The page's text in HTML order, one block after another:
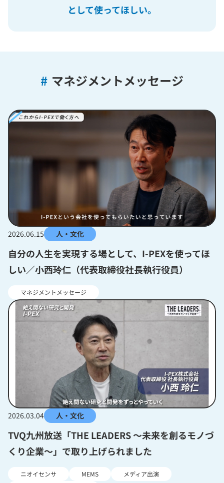
として使ってほしい。
# マネジメントメッセージ
2026.06.15 人・文化
自分の人生を実現する場として、I-PEXを使ってほ
しい／小西玲仁（代表取締役社長執行役員）
マネジメントメッセージ
2026.03.04 人・文化
TVQ九州放送「THE LEADERS 〜未来を創るモノづ
くり企業〜」で取り上げられました
ニオイセンサ MEMS
メディア出演